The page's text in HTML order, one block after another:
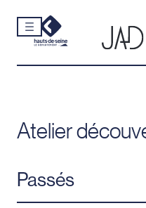
Aller
contenu
Atelier
Passés